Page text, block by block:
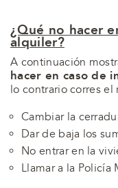
¿Qué no hacer
alquiler?
A continuación
hacer en caso de
lo contrario corres el
Cambiar la
Dar de baja los
No entrar en la
Llamar a la